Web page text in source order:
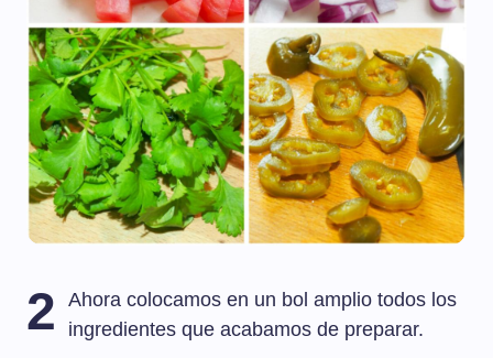
2
Ahora colocamos en un bol amplio todos los
ingredientes que acabamos de preparar.